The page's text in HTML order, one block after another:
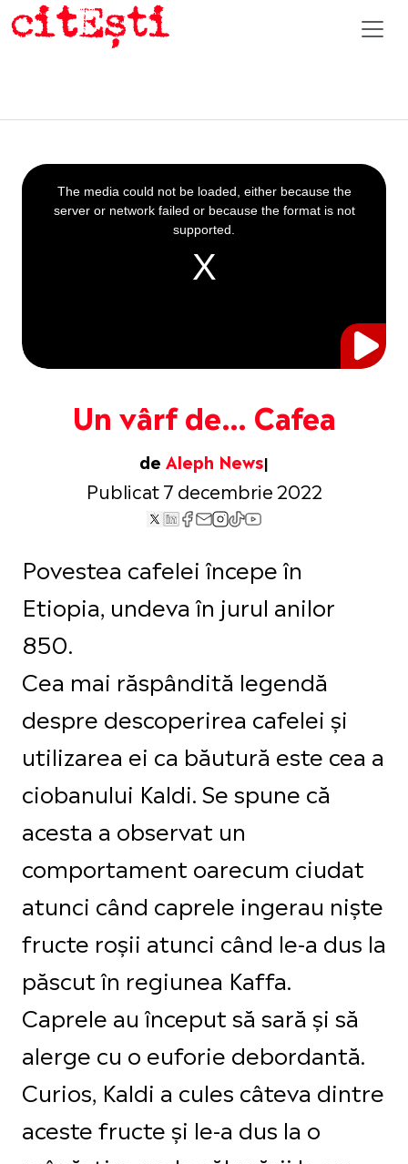
Un vârf de… Cafea
de Aleph News
Publicat 7 decembrie 2022
This
is
a
The media could not be loaded, either because the
server or network failed or because the format is not
supported.
Povestea cafelei începe în
Etiopia, undeva în jurul anilor
850.
Cea mai răspândită legendă
despre descoperirea cafelei și
utilizarea ei ca băutură este cea a
ciobanului Kaldi. Se spune că
acesta a observat un
comportament oarecum ciudat
atunci când caprele ingerau niște
fructe roșii atunci când le-a dus la
păscut în regiunea Kaffa.
Caprele au început să sară și să
alerge cu o euforie debordantă.
Curios, Kaldi a cules câteva dintre
aceste fructe și le-a dus la o